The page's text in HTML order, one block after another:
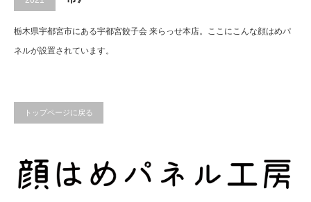
栃木県宇都宮市にある宇都宮餃子会 来らっせ本店。ここにこんな顔はめパ
ネルが設置されています。
トップページに戻る